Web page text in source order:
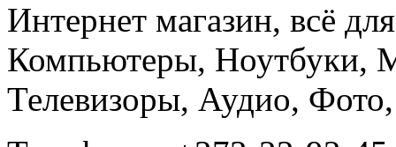
Интернет магазин, всё
Компьютеры, Ноутбуки,
Телевизоры, Аудио,